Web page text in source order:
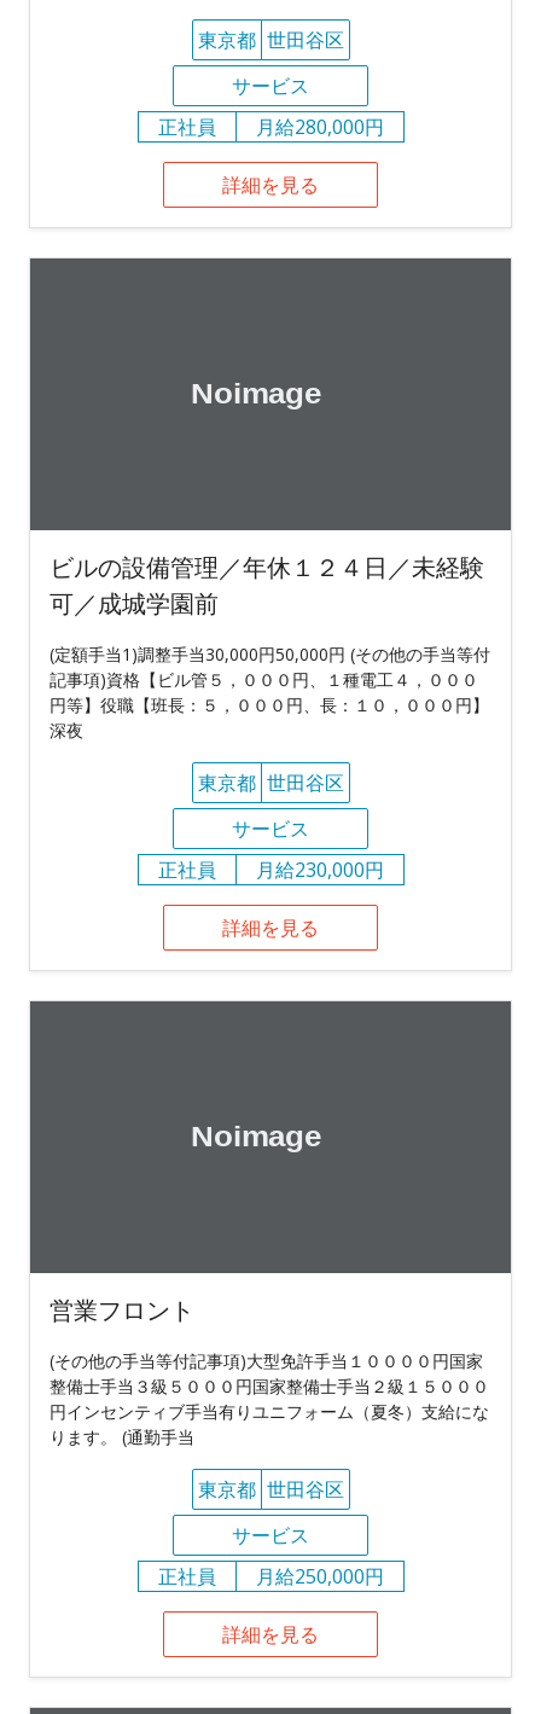
東京都 世田谷区
サービス
正社員
月給280,000円
詳細を見る
ビルの設備管理／年休１２４日／未経験
可／成城学園前
(定額手当1)調整手当30,000円50,000円 (その他の手当等付
記事項)資格【ビル管５，０００円、１種電工４，０００
円等】役職【班長：５，０００円、長：１０，０００円】
深夜
東京都 世田谷区
サービス
正社員
月給230,000円
詳細を見る
営業フロント
(その他の手当等付記事項)大型免許手当１００００円国家
整備士手当３級５０００円国家整備士手当２級１５０００
円インセンティブ手当有りユニフォーム（夏冬）支給にな
ります。 (通勤手当
東京都 世田谷区
サービス
正社員
月給250,000円
詳細を見る